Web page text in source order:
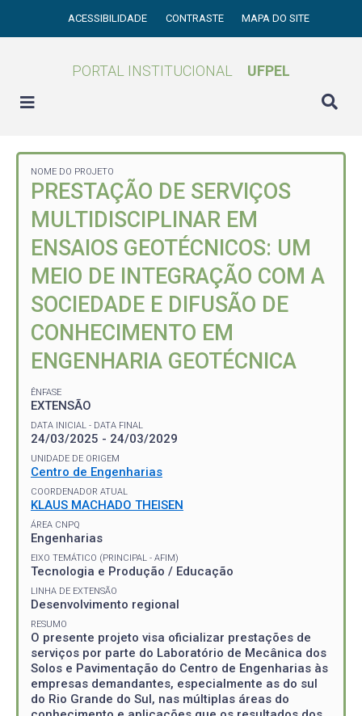
ACESSIBILIDADE CONTRASTE MAPA DO SITE
PORTAL INSTITUCIONAL UFPEL
NOME DO PROJETO
PRESTAÇÃO DE SERVIÇOS
MULTIDISCIPLINAR EM
ENSAIOS GEOTÉCNICOS: UM
MEIO DE INTEGRAÇÃO COM A
SOCIEDADE E DIFUSÃO DE
CONHECIMENTO EM
ENGENHARIA GEOTÉCNICA
ÊNFASE
EXTENSÃO
DATA INICIAL - DATA FINAL
24/03/2025 - 24/03/2029
UNIDADE DE ORIGEM
Centro de Engenharias
COORDENADOR ATUAL
KLAUS MACHADO THEISEN
ÁREA CNPQ
Engenharias
EIXO TEMÁTICO (PRINCIPAL - AFIM)
Tecnologia e Produção / Educação
LINHA DE EXTENSÃO
Desenvolvimento regional
RESUMO
O presente projeto visa oficializar prestações de
serviços por parte do Laboratório de Mecânica dos
Solos e Pavimentação do Centro de Engenharias às
empresas demandantes, especialmente as do sul
do Rio Grande do Sul, nas múltiplas áreas do